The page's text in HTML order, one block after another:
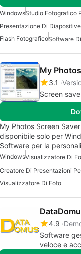
WindowsStudio Fotografico
Flash FotograficoSoftware
My
3.1
Screen
My Photos Screen
disponibile solo per
Software per la
WindowsVisualizzatore Di
Creatore Di Presentazioni
Visualizzatore Di Foto
4.9
Software
veloce e